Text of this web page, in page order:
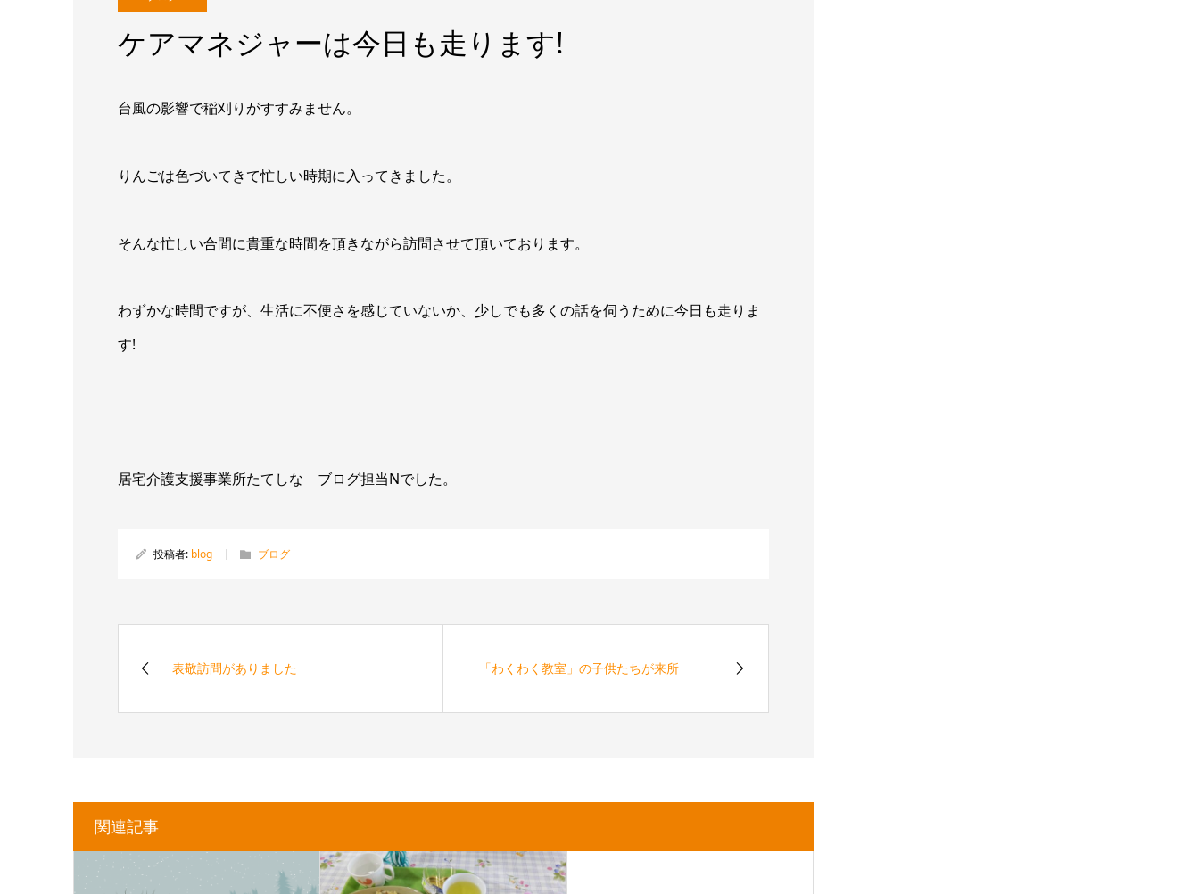
ケアマネジャーは今日も走ります!
台風の影響で稲刈りがすすみません。
りんごは色づいてきて忙しい時期に入ってきました。
そんな忙しい合間に貴重な時間を頂きながら訪問させて頂いております。
わずかな時間ですが、生活に不便さを感じていないか、少しでも多くの話を伺うために今日も走りま
す!
居宅介護支援事業所たてしな ブログ担当Nでした。
投稿者: blog ブログ
表敬訪問がありました 「わくわく教室」の子供たちが来所
関連記事